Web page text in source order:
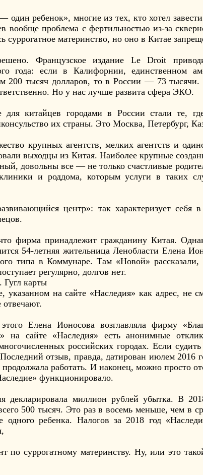
один ребенок», многие из тех, кто хотел
вообще проблема с фертильностью из-за
материнство, но оно в Китае
Французское издание Le Droit
года: если в Калифорнии, единственном
200 тысяч долларов, то в России — 73
Но у нас лучше развита сфера ЭКО.
китайцев городами в России стали те,
их страны. Это Москва, Петербург,
крупных агентств, мелких агентств и
выходцы из Китая. Наиболее крупные
довольны все — не только счастливые
и роддома, которым услуги в таких
центр»: так характеризует себя
что фирма принадлежит гражданину Китая.
54-летняя жительница Ленобласти Елена
типа в Коммунаре. Там «Новой»
регулярно, долгов нет.
Гугл карты
на сайте «Наследия» как адрес, не
Елена Ионосова возглавляла фирму
на сайте «Наследия» есть анонимные
российских городах. Если
отзыв, правда, датирован июлем 2016
работать. И наконец, можно просто
функционировало.
миллион рублей убытка. В
500 тысяч. Это раз в восемь меньше, чем в
одного ребенка. Налогов за 2018 год
по суррогатному материнству. Ну, или это